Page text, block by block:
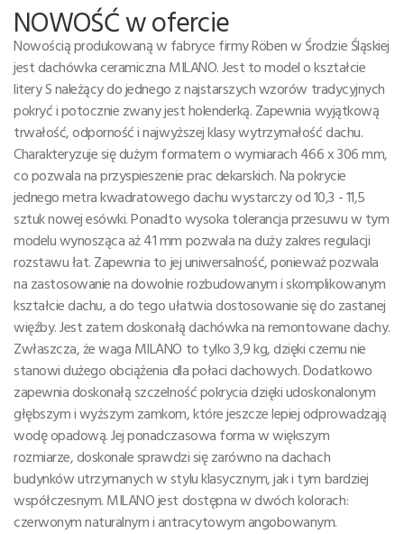
NOWOŚĆ w ofercie
Nowością produkowaną w fabryce firmy Röben w Środzie Śląskiej
jest dachówka ceramiczna MILANO. Jest to model o kształcie
litery S należący do jednego z najstarszych wzorów tradycyjnych
pokryć i potocznie zwany jest holenderką. Zapewnia wyjątkową
trwałość, odporność i najwyższej klasy wytrzymałość dachu.
Charakteryzuje się dużym formatem o wymiarach 466 x 306 mm,
co pozwala na przyspieszenie prac dekarskich. Na pokrycie
jednego metra kwadratowego dachu wystarczy od 10,3 - 11,5
sztuk nowej esówki. Ponadto wysoka tolerancja przesuwu w tym
modelu wynosząca aż 41 mm pozwala na duży zakres regulacji
rozstawu łat. Zapewnia to jej uniwersalność, ponieważ pozwala
na zastosowanie na dowolnie rozbudowanym i skomplikowanym
kształcie dachu, a do tego ułatwia dostosowanie się do zastanej
więźby. Jest zatem doskonałą dachówka na remontowane dachy.
Zwłaszcza, że waga MILANO to tylko 3,9 kg, dzięki czemu nie
stanowi dużego obciążenia dla połaci dachowych. Dodatkowo
zapewnia doskonałą szczelność pokrycia dzięki udoskonalonym
głębszym i wyższym zamkom, które jeszcze lepiej odprowadzają
wodę opadową. Jej ponadczasowa forma w większym
rozmiarze, doskonale sprawdzi się zarówno na dachach
budynków utrzymanych w stylu klasycznym, jak i tym bardziej
współczesnym. MILANO jest dostępna w dwóch kolorach:
czerwonym naturalnym i antracytowym angobowanym.